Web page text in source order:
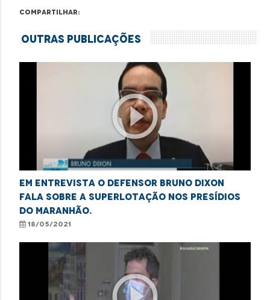
Compartilhar:
Outras Publicações
play_circle_outline
Em entrevista o defensor Bruno Dixon
fala sobre a superlotação nos presídios
do Maranhão.
18/05/2021